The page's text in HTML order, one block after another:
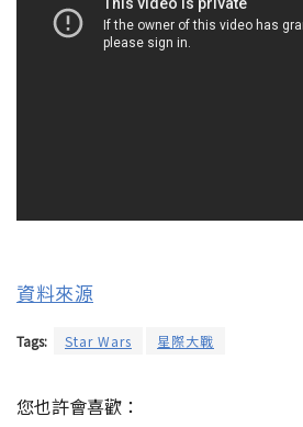
資料來源
Tags: Star Wars 星際大戰
您也許會喜歡：